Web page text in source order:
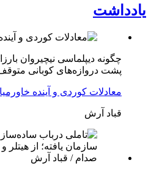
یادداشت
چگونه دیپلماسی نیچیروان
پشت دروازەهای کوبانی
معادلات کوردی و آینده
قباد آرش